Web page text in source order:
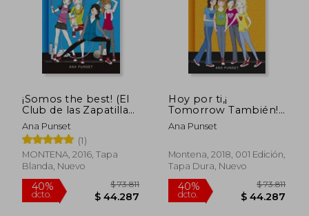
¡Somos the best! (El
Club de las Zapatillas
Rojas 4)
Ana Punset
(1)
MONTENA, 2016, Tapa
Blanda, Nuevo
Hoy por ti,¡
Tomorrow También!
(Serie el Club de las
Zapatillas Rojas 13)
Ana Punset
Montena, 2018, 001 Edición,
Tapa Dura, Nuevo